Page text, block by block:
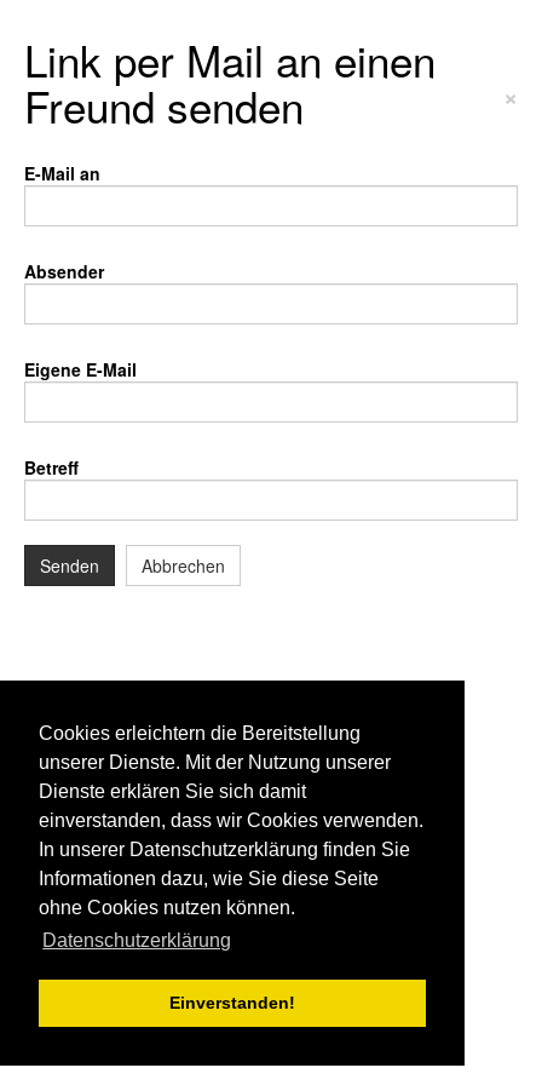
Cookies erleichtern die Bereitstellung
unserer Dienste. Mit der Nutzung unserer
Dienste erklären Sie sich damit
einverstanden, dass wir Cookies verwenden.
In unserer Datenschutzerklärung finden Sie
Informationen dazu, wie Sie diese Seite
ohne Cookies nutzen können.
Datenschutzerklärung
Einverstanden!
Link per Mail an einen
Freund senden ×
E-Mail an
Absender
Eigene E-Mail
Betreff
Senden Abbrechen